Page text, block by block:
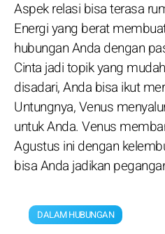
Aspek relasi bisa terasa
Energi yang berat
hubungan Anda dengan
Cinta jadi topik yang
disadari, Anda bisa ikut
Untungnya, Venus
untuk Anda. Venus
Agustus ini dengan
bisa Anda jadikan
DALAM HUBUNGAN